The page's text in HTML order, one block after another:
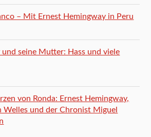
– Mit Ernest Hemingway in Peru
und seine Mutter: Hass und viele
von Ronda: Ernest Hemingway,
Welles und der Chronist Miguel